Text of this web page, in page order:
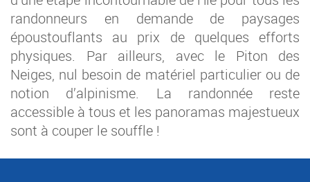
randonneurs en demande de paysages
époustouflants au prix de quelques efforts
physiques. Par ailleurs, avec le Piton des
Neiges, nul besoin de matériel particulier ou de
notion d’alpinisme. La randonnée reste
accessible à tous et les panoramas majestueux
sont à couper le souffle !